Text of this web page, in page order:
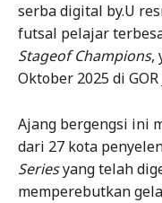
serba digital by.U
futsal pelajar
Stageof Champions,
Oktober 2025 di
Ajang bergengsi ini
dari 27 kota
Seriesyang telah
memperebutkan